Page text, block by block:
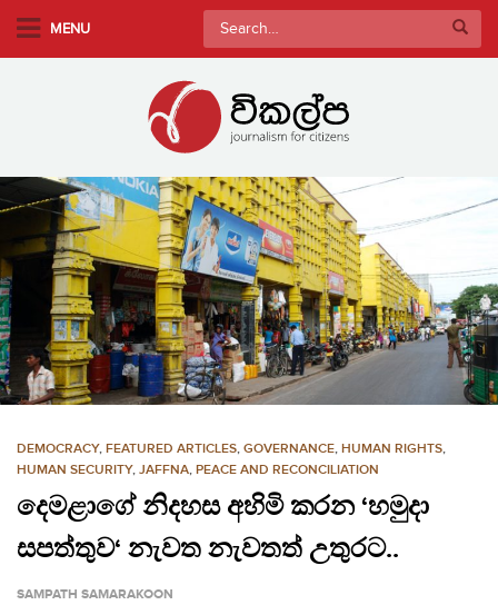
m
a
n
c
o
n
t
e
MENU
Search
for:
DEMOCRACY, FEATURED ARTICLES, GOVERNANCE, HUMAN RIGHTS,
HUMAN SECURITY, JAFFNA, PEACE AND RECONCILIATION
දෙමළාගේ නිදහස අහිමි කරන ‘හමුදා
සපත්තුව‘ නැවත නැවතත් උතුරට..
SAMPATH SAMARAKOON